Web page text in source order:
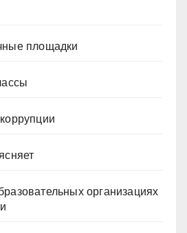
площадки
организациях